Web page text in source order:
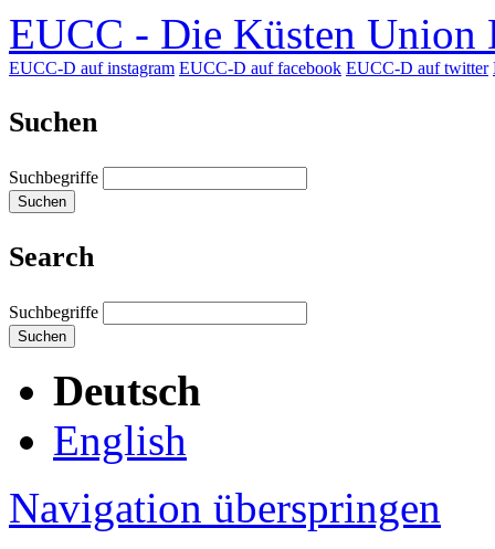
EUCC - Die Küsten Union
EUCC-D auf instagram EUCC-D auf facebook EUCC-D auf twitter
Suchen
Suchbegriffe
Suchen
Search
Suchbegriffe
Suchen
Deutsch
English
Navigation überspringen